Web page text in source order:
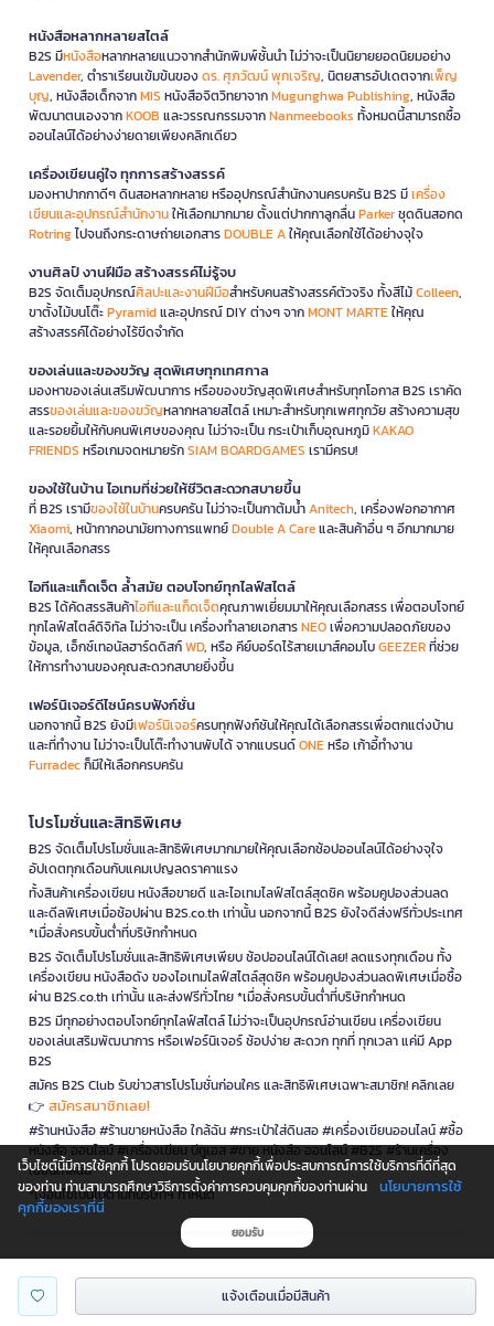
แจ้งเตือนเมื่อมีสินค้า
หนังสือหลากหลายสไตล์
B2S มีหนังสือหลากหลายแนวจากสำนักพิมพ์ชั้นนำ ไม่ว่าจะเป็นนิยายยอดนิยมอย่าง
Lavender, ตำราเรียนเข้มข้นของดร. ศุภวัฒน์ พุกเจริญ, นิตยสารอัปเดตจากเพ็ญ
บุญ, หนังสือเด็กจากMIS หนังสือจิตวิทยาจากMugunghwa Publishing, หนังสือ
พัฒนาตนเองจากKOOB และวรรณกรรมจากNanmeebooks ทั้งหมดนี้สามารถซื้อ
ออนไลน์ได้อย่างง่ายดายเพียงคลิกเดียว
เครื่องเขียนคู่ใจ ทุกการสร้างสรรค์
มองหาปากกาดีๆ ดินสอหลากหลาย หรืออุปกรณ์สำนักงานครบครัน B2S มีเครื่อง
เขียนและอุปกรณ์สำนักงานให้เลือกมากมาย ตั้งแต่ปากกาลูกลื่นParkerชุดดินสอกด
Rotringไปจนถึงกระดาษถ่ายเอกสารDOUBLE Aให้คุณเลือกใช้ได้อย่างจุใจ
งานศิลป์ งานฝีมือ สร้างสรรค์ไม่รู้จบ
B2S จัดเต็มอุปกรณ์ศิลปะและงานฝีมือสำหรับคนสร้างสรรค์ตัวจริง ทั้งสีไม้Colleen,
ขาตั้งไม้บนโต๊ะPyramidและอุปกรณ์ DIY ต่างๆ จากMONT MARTEให้คุณ
สร้างสรรค์ได้อย่างไร้ขีดจำกัด
ของเล่นและของขวัญ สุดพิเศษทุกเทศกาล
มองหาของเล่นเสริมพัฒนาการ หรือของขวัญสุดพิเศษสำหรับทุกโอกาส B2S เราคัด
สรรของเล่นและของขวัญหลากหลายสไตล์ เหมาะสำหรับทุกเพศทุกวัย สร้างความสุข
และรอยยิ้มให้กับคนพิเศษของคุณ ไม่ว่าจะเป็น กระเป๋าเก็บอุณหภูมิKAKAO
FRIENDS หรือเกมจดหมายรักSIAM BOARDGAMES เรามีครบ!
ของใช้ในบ้าน ไอเทมที่ช่วยให้ชีวิตสะดวกสบายขึ้น
ที่ B2S เรามีของใช้ในบ้านครบครัน ไม่ว่าจะเป็นกาต้มน้ำAnitech, เครื่องฟอกอากาศ
Xiaomi, หน้ากากอนามัยทางการแพทย์Double A Careและสินค้าอื่น ๆ อีกมากมาย
ให้คุณเลือกสรร
ไอทีและแก็ดเจ็ต ล้ำสมัย ตอบโจทย์ทุกไลฟ์สไตล์
B2S ได้คัดสรรสินค้าไอทีและแก็ดเจ็ตคุณภาพเยี่ยมมาให้คุณเลือกสรร เพื่อตอบโจทย์
ทุกไลฟ์สไตล์ดิจิทัล ไม่ว่าจะเป็น เครื่องทำลายเอกสารNEOเพื่อความปลอดภัยของ
ข้อมูล, เอ็กซ์เทอนัลฮาร์ดดิสก์WD, หรือ คีย์บอร์ดไร้สายเมาส์คอมโบGEEZERที่ช่วย
ให้การทำงานของคุณสะดวกสบายยิ่งขึ้น
เฟอร์นิเจอร์ดีไซน์ครบฟังก์ชั่น
นอกจากนี้ B2S ยังมีเฟอร์นิเจอร์ครบทุกฟังก์ชันให้คุณได้เลือกสรรเพื่อตกแต่งบ้าน
และที่ทำงาน ไม่ว่าจะเป็นโต๊ะทำงานพับได้ จากแบรนด์ONEหรือ เก้าอี้ทำงาน
Furradecก็มีให้เลือกครบครัน
โปรโมชั่นและสิทธิพิเศษ
B2S จัดเต็มโปรโมชั่นและสิทธิพิเศษมากมายให้คุณเลือกช้อปออนไลน์ได้อย่างจุใจ
อัปเดตทุกเดือนกับแคมเปญลดราคาแรง
ทั้งสินค้าเครื่องเขียน หนังสือขายดี และไอเทมไลฟ์สไตล์สุดชิค พร้อมคูปองส่วนลด
และดีลพิเศษเมื่อช้อปผ่าน B2S.co.th เท่านั้น นอกจากนี้ B2S ยังใจดีส่งฟรีทั่วประเทศ
*เมื่อสั่งครบขั้นต่ำที่บริษัทกำหนด
B2S จัดเต็มโปรโมชั่นและสิทธิพิเศษเพียบ ช้อปออนไลน์ได้เลย! ลดแรงทุกเดือน ทั้ง
เครื่องเขียน หนังสือดัง ของไอเทมไลฟ์สไตล์สุดชิค พร้อมคูปองส่วนลดพิเศษเมื่อซื้อ
ผ่าน B2S.co.th เท่านั้น และส่งฟรีทั่วไทย *เมื่อสั่งครบขั้นต่ำที่บริษัทกำหนด
B2S มีทุกอย่างตอบโจทย์ทุกไลฟ์สไตล์ ไม่ว่าจะเป็นอุปกรณ์อ่านเขียน เครื่องเขียน
ของเล่นเสริมพัฒนาการ หรือเฟอร์นิเจอร์ ช้อปง่าย สะดวก ทุกที่ ทุกเวลา แค่มี App
B2S
สมัคร B2S Club รับข่าวสารโปรโมชั่นก่อนใคร และสิทธิพิเศษเฉพาะสมาชิก! คลิกเลย
👉 สมัครสมาชิกเลย!
#ร้านหนังสือ #ร้านขายหนังสือ ใกล้ฉัน #กระเป๋าใส่ดินสอ #เครื่องเขียนออนไลน์ #ซื้อ
หนังสือ ออนไลน์ #เครื่องเขียน บีทูเอส #ขาย หนังสือ ออนไลน์ #B2S #ร้านเครื่อง
เขียนใกล้ฉัน
*เงื่อนไขเป็นไปตามที่บริษัทฯ กำหนด
is a company operating under
เว็บไซต์นี้มีการใช้คุกกี้ โปรดยอมรับนโยบายคุกกี้เพื่อประสบการณ์การใช้บริการที่ดีที่สุด
ของท่าน ท่านสามารถศึกษาวิธีการตั้งค่าการควบคุมคุกกี้ของท่านผ่าน
นโยบายการใช้
คุกกี้ของเราที่นี่
ยอมรับ